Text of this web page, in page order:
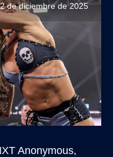
de diciembre de 2025
Anonymous,